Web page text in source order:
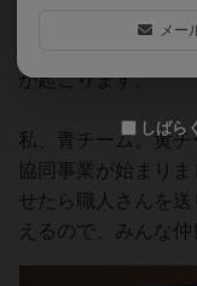
で、なんでも早く
いと、城タイル引
が起こります。
私、青チーム。黄
協同事業が始まり
せたら職人さんを
えるので、みんな
メー
しばら